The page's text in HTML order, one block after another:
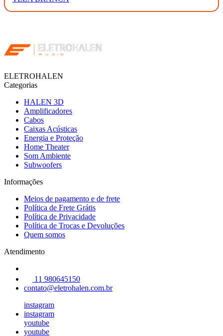
ELETROHALEN
Categorias
HALEN 3D
Amplificadores
Cabos
Caixas Acústicas
Energia e Proteção
Home Theater
Som Ambiente
Subwoofers
Informações
Meios de pagamento e de frete
Política de Frete Grátis
Política de Privacidade
Política de Trocas e Devoluções
Quem somos
Atendimento
11 980645150
contato@eletrohalen.com.br
instagram
instagram
youtube
youtube